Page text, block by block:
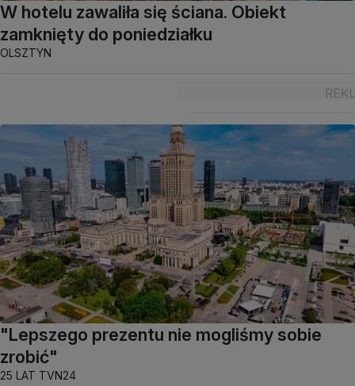
W hotelu zawaliła się ściana. Obiekt
zamknięty do poniedziałku
OLSZTYN
"Lepszego prezentu nie mogliśmy sobie
zrobić"
25 LAT TVN24